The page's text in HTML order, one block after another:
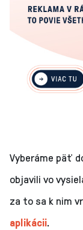
Vyberáme päť
objavili vo
za to sa k nim
aplikácii.